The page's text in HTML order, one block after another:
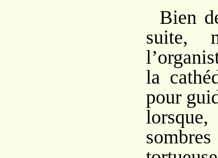
Bien
suite,
la
pour